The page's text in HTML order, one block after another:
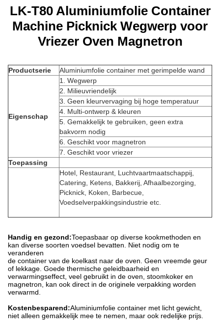
LK-T80 Aluminiumfolie Container
Machine Picknick Wegwerp voor
Vriezer Oven Magnetron
Productserie Aluminiumfolie container met gerimpelde wand
Eigenschap
1. Wegwerp
2. Milieuvriendelijk
3. Geen kleurvervaging bij hoge temperatuur
4. Multi-ontwerp & kleuren
5. Gemakkelijk te gebruiken, geen extra
bakvorm nodig
6. Geschikt voor magnetron
7. Geschikt voor vriezer
Toepassing
Hotel, Restaurant, Luchtvaartmaatschappij,
Catering, Ketens, Bakkerij, Afhaalbezorging,
Picknick, Koken, Barbecue,
Voedselverpakkingsindustrie etc.
Handig en gezond:Toepasbaar op diverse kookmethoden en
kan diverse soorten voedsel bevatten. Niet nodig om te
veranderen
de container van de koelkast naar de oven. Geen vreemde geur
of lekkage. Goede thermische geleidbaarheid en
verwarmingseffect, veel gebruikt in de oven, stoomkoker en
magnetron, kan ook direct in de originele verpakking worden
verwarmd.
Kostenbesparend:Aluminiumfolie container met licht gewicht,
niet alleen gemakkelijk mee te nemen, maar ook redelijke prijs.